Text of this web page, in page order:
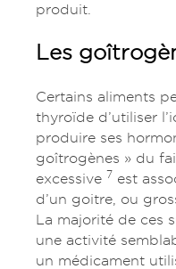
produit.
Les
Certains aliments
thyroïde d’utiliser
produire ses
goîtrogènes » du
excessive 7 est
d’un goitre, ou
La majorité de ces
une activité
un médicament